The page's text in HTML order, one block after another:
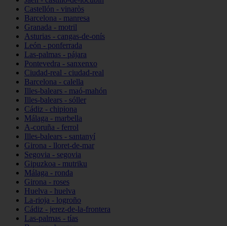
Castellón - vinaròs
Barcelona - manresa
Granada - motril
Asturias - cangas-de-onís
León - ponferrada
Las-palmas - pájara
Pontevedra - sanxenxo
Ciudad-real - ciudad-real
Barcelona - calella
Illes-balears - maó-mahón
Illes-balears - sóller
Cádiz - chipiona
Málaga - marbella
A-coruña - ferrol
Illes-balears - santanyí
Girona - lloret-de-mar
Segovia - segovia
Gipuzkoa - mutriku
Málaga - ronda
Girona - roses
Huelva - huelva
La-rioja - logroño
Cádiz - jerez-de-la-frontera
Las-palmas - tías